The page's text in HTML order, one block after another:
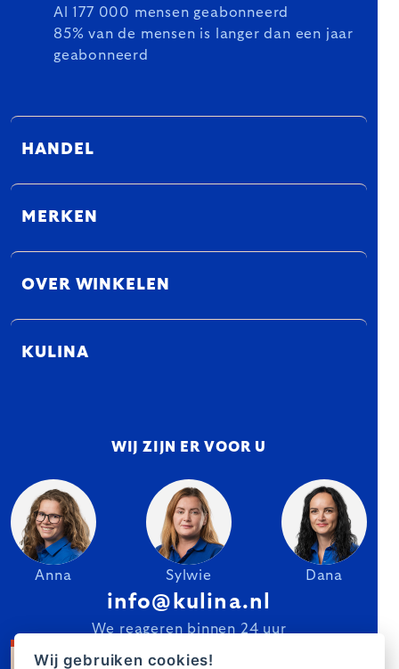
Al 177 000 mensen geabonneerd
85% van de mensen is langer dan een jaar
geabonneerd
HANDEL
MERKEN
OVER WINKELEN
KULINA
WIJ ZIJN ER VOOR U
Anna Sylwie Dana
info@kulina.nl
We reageren binnen 24 uur
Wij gebruiken cookies!